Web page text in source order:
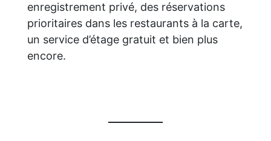
enregistrement privé, des réservations
prioritaires dans les restaurants à la carte,
un service d’étage gratuit et bien plus
encore.